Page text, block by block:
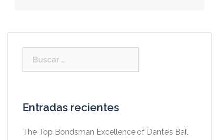
Entradas recientes
The Top Bondsman Excellence of Dante’s Bail